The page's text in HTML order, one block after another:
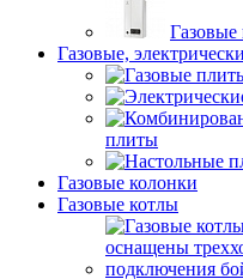
Газовые
Газовые,
плиты
Газовые колонки
Газовые котлы